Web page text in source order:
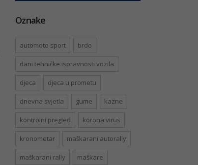
Oznake
automoto sport brdo
dani tehničke ispravnosti vozila
djeca djeca u prometu
dnevna svjetla gume kazne
kontrolni pregled korona virus
kronometar maškarani autorally
maškarani rally maškare